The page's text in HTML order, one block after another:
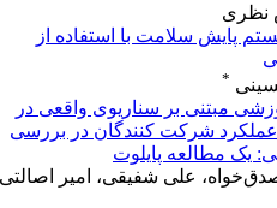
پایش سلامت با استفاده از
*
مبتنی بر سناریوی واقعی در
شرکت کنندگان در بررسی
یک مطالعه پایلوت
علی شفیقی، امیر اصالتی